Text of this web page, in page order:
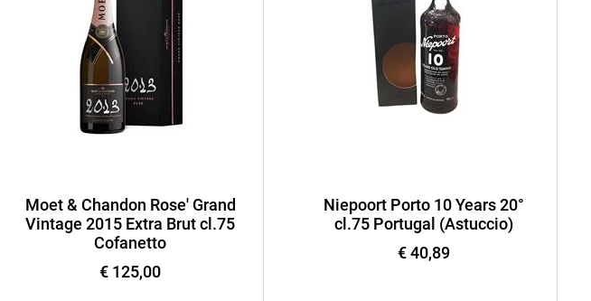
Moet & Chandon Rose' Grand
Vintage 2015 Extra Brut cl.75
Cofanetto
€ 125,00
Niepoort Porto 10 Years 20°
cl.75 Portugal (Astuccio)
€ 40,89